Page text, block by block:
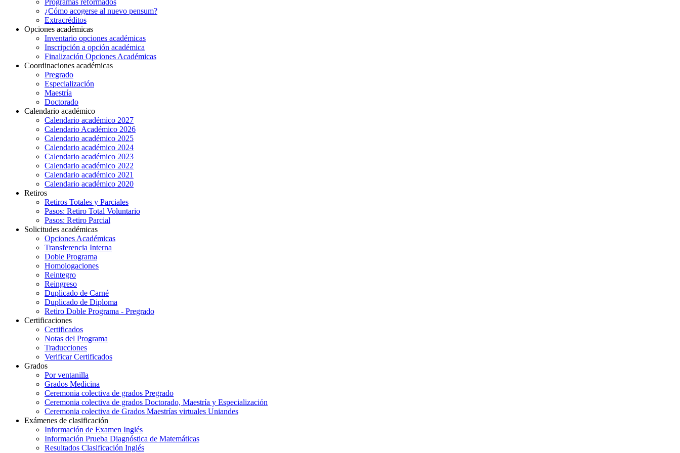
Programas reformados
¿Cómo acogerse al nuevo pensum?
Extracréditos
Opciones académicas
Inventario opciones académicas
Inscripción a opción académica
Finalización Opciones Académicas
Coordinaciones académicas
Pregrado
Especialización
Maestría
Doctorado
Calendario académico
Calendario académico 2027
Calendario Académico 2026
Calendario académico 2025
Calendario académico 2024
Calendario académico 2023
Calendario académico 2022
Calendario académico 2021
Calendario académico 2020
Retiros
Retiros Totales y Parciales
Pasos: Retiro Total Voluntario
Pasos: Retiro Parcial
Solicitudes académicas
Opciones Académicas
Transferencia Interna
Doble Programa
Homologaciones
Reintegro
Reingreso
Duplicado de Carné
Duplicado de Diploma
Retiro Doble Programa - Pregrado
Certificaciones
Certificados
Notas del Programa
Traducciones
Verificar Certificados
Grados
Por ventanilla
Grados Medicina
Ceremonia colectiva de grados Pregrado
Ceremonia colectiva de grados Doctorado, Maestría y Especialización
Ceremonia colectiva de Grados Maestrías virtuales Uniandes
Exámenes de clasificación
Información de Examen Inglés
Información Prueba Diagnóstica de Matemáticas
Resultados Clasificación Inglés